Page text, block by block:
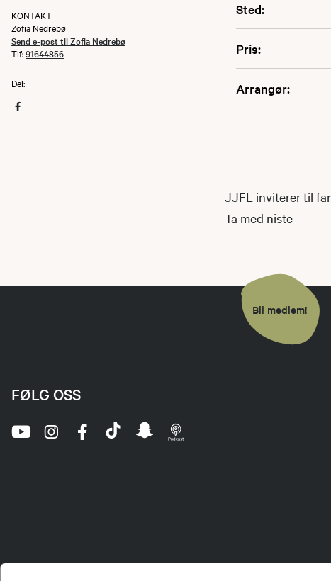
Sted:
Pris:
Arrangør:
KONTAKT
Zofia Nedrebø
Send e-post til Zofia Nedrebø
Tlf:91644856
Del:
JJFL inviterer til
Ta med niste
Bli medlem!
FØLG OSS